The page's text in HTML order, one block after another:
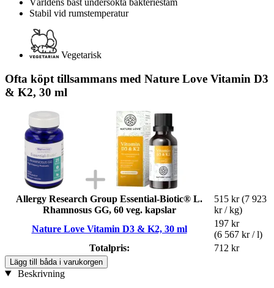
Världens bäst undersökta bakteriestam
Stabil vid rumstemperatur
Vegetarisk
Ofta köpt tillsammans med Nature Love Vitamin D3
& K2, 30 ml
Allergy Research Group Essential-Biotic® L.
Rhamnosus GG, 60 veg. kapslar
515 kr (7 923
kr / kg)
Nature Love Vitamin D3 & K2, 30 ml
197 kr
(6 567 kr / l)
Totalpris:
712 kr
Lägg till båda i varukorgen
Beskrivning